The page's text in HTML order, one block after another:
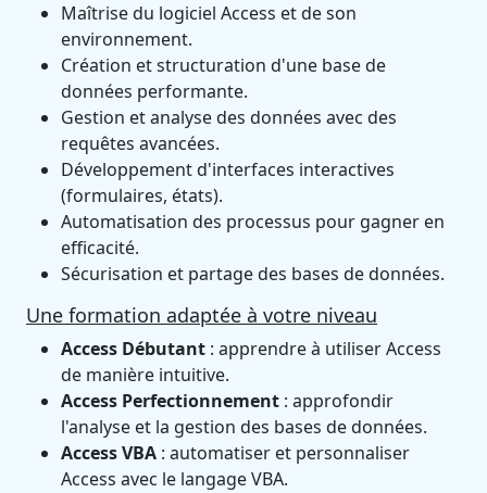
Maîtrise du logiciel Access et de son
environnement.
Création et structuration d'une base de
données performante.
Gestion et analyse des données avec des
requêtes avancées.
Développement d'interfaces interactives
(formulaires, états).
Automatisation des processus pour gagner en
efficacité.
Sécurisation et partage des bases de données.
Une formation adaptée à votre niveau
Access Débutant : apprendre à utiliser Access
de manière intuitive.
Access Perfectionnement : approfondir
l'analyse et la gestion des bases de données.
Access VBA : automatiser et personnaliser
Access avec le langage VBA.